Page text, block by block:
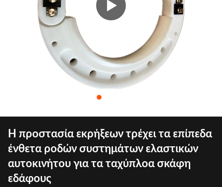
Η προστασία εκρήξεων τρέχει τα επίπεδα
ένθετα ροδών συστημάτων ελαστικών
αυτοκινήτου για τα ταχύπλοα σκάφη
εδάφους